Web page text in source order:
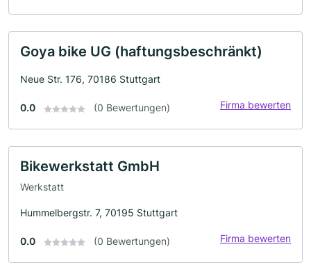
Goya bike UG (haftungsbeschränkt)
Neue Str. 176, 70186 Stuttgart
0.0 (0 Bewertungen) Firma bewerten
Bikewerkstatt GmbH
Werkstatt
Hummelbergstr. 7, 70195 Stuttgart
0.0 (0 Bewertungen) Firma bewerten